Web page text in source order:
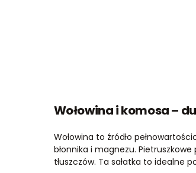
Wołowina i komosa –
Wołowina to źródło
błonnika i magnezu.
tłuszczów. Ta sałatka to idealne